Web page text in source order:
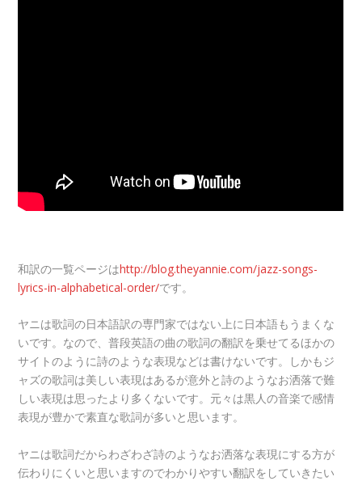
和訳の一覧ページはhttp://blog.theyannie.com/jazz-songs-
lyrics-in-alphabetical-order/です。
ヤニは歌詞の日本語訳の専門家ではない上に日本語もうまくな
いです。なので、普段英語の曲の歌詞の翻訳を乗せてるほかの
サイトのように詩のような表現などは書けないです。しかもジ
ャズの歌詞は美しい表現はあるが意外と詩のようなお洒落で難
しい表現は思ったより多くないです。元々は黒人の音楽で感情
表現が豊かで素直な歌詞が多いと思います。
ヤニは歌詞だからわざわざ詩のようなお洒落な表現にする方が
伝わりにくいと思いますのでわかりやすい翻訳をしていきたい